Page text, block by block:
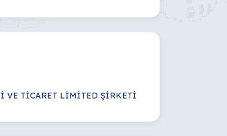
VE TİCARET LİMİTED ŞİRKETİ